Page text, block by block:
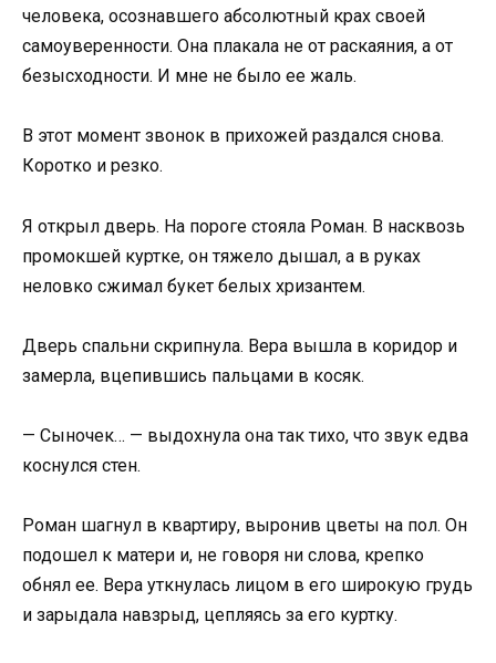
человека, осознавшего абсолютный крах своей
самоуверенности. Она плакала не от раскаяния, а от
безысходности. И мне не было ее жаль.
В этот момент звонок в прихожей раздался снова.
Коротко и резко.
Я открыл дверь. На пороге стояла Роман. В насквозь
промокшей куртке, он тяжело дышал, а в руках
неловко сжимал букет белых хризантем.
Дверь спальни скрипнула. Вера вышла в коридор и
замерла, вцепившись пальцами в косяк.
— Сыночек… — выдохнула она так тихо, что звук едва
коснулся стен.
Роман шагнул в квартиру, выронив цветы на пол. Он
подошел к матери и, не говоря ни слова, крепко
обнял ее. Вера уткнулась лицом в его широкую грудь
и зарыдала навзрыд, цепляясь за его куртку.